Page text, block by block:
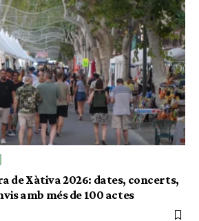
de Xàtiva 2026: dates, concerts,
amb més de 100 actes